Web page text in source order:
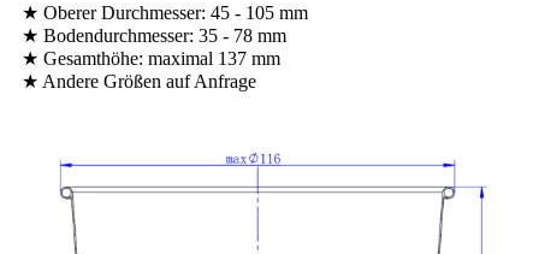
★ Oberer Durchmesser: 45 - 105 mm
★ Bodendurchmesser: 35 - 78 mm
★ Gesamthöhe: maximal 137 mm
★ Andere Größen auf Anfrage